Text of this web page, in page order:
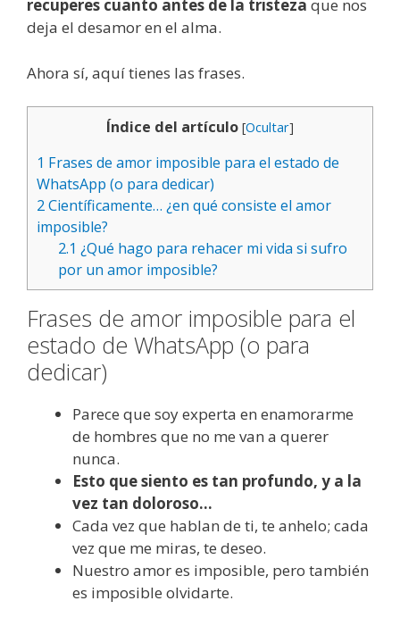
recuperes cuanto antes de la tristeza que nos
deja el desamor en el alma.
Ahora sí, aquí tienes las frases.
Índice del artículo [Ocultar]
1 Frases de amor imposible para el estado de
WhatsApp (o para dedicar)
2Científicamente… ¿en qué consiste el amor
imposible?
2.1 ¿Qué hago para rehacer mi vida si sufro
por un amor imposible?
Frases de amor imposible para el
estado de WhatsApp (o para
dedicar)
Parece que soy experta en enamorarme
de hombres que no me van a querer
nunca.
Esto que siento es tan profundo, y a la
vez tan doloroso…
Cada vez que hablan de ti, te anhelo; cada
vez que me miras, te deseo.
Nuestro amor es imposible, pero también
es imposible olvidarte.